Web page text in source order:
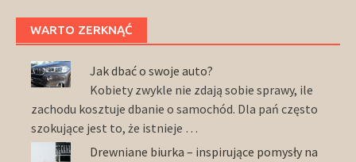
WARTO ZERKNĄĆ
Jak dbać o swoje auto?
Kobiety zwykle nie zdają sobie sprawy, ile
zachodu kosztuje dbanie o samochód. Dla pań często
szokujące jest to, że istnieje …
Drewniane biurka – inspirujące pomysły na